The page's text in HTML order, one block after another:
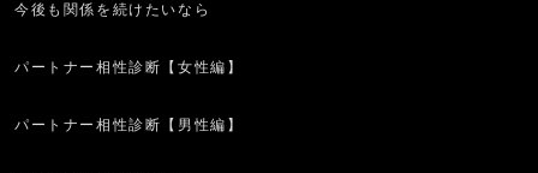
今後も関係を続けたいなら
パートナー相性診断【女性編】
パートナー相性診断【男性編】